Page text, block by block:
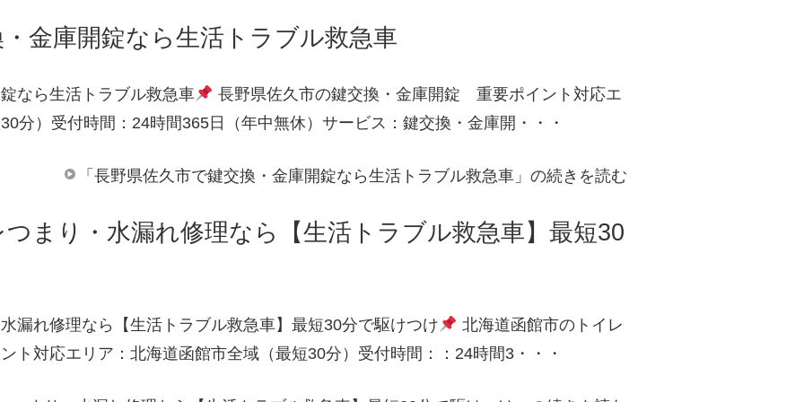
金庫開錠なら生活トラブル救急車
なら生活トラブル救急車
長野県佐久市の鍵交換・金庫開錠 重要ポイント対応エ
分）受付時間：24時間365日（年中無休）サービス：鍵交換・金庫開・・・
「長野県佐久市で鍵交換・金庫開錠なら生活トラブル救急車」の続きを読む
まり・水漏れ修理なら【生活トラブル救急車】最短30
漏れ修理なら【生活トラブル救急車】最短30分で駆けつけ
北海道函館市のトイレ
対応エリア：北海道函館市全域（最短30分）受付時間：：24時間3・・・